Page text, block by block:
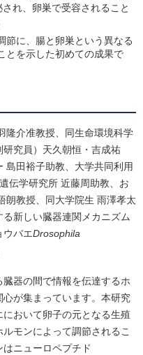
れ、卵巣で受容されること
節に、腸と卵巣という異なる
とを示した初めての成果で
隆介准教授、同生命環境科学
究員）天久朝恒・吉成祐
島田裕子助教、大学共同利用
伝学研究所 近藤周助教、お
朗教授、同大学院生 雨澤孝太
新しい臓器連関メカニズム
ウバエDrosophila
器の間で情報を伝達するホ
が集まっています。本研究
おいて卵子の元となる生殖
モンによって調節されるこ
ニューロペプチド